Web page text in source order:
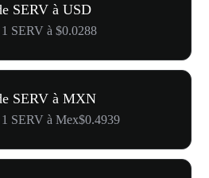
SERV à USD
SERV à $0.0288
SERV à MXN
SERV à Mex$0.4939